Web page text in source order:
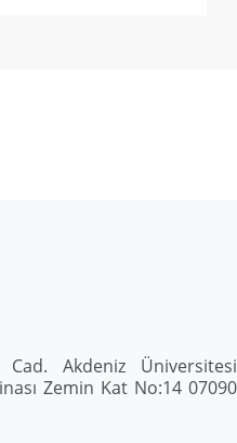
Akdeniz Üniversitesi
Zemin Kat No:14 07090